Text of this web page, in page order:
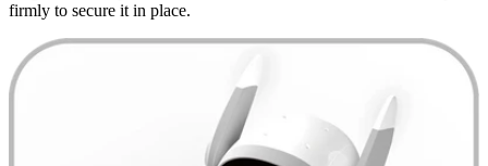
firmly to secure it in place.